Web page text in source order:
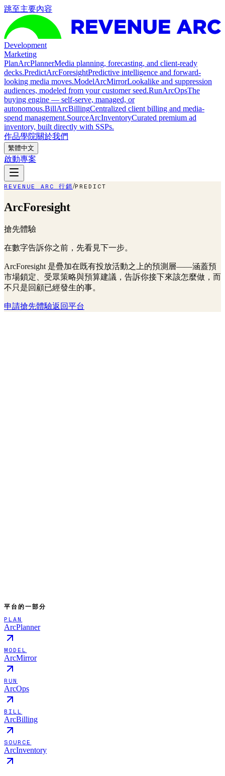
跳至主要內容
Development
Marketing
PlanArcPlannerMedia planning, forecasting, and client-ready
decks.PredictArcForesightPredictive intelligence and forward-
looking media moves.ModelArcMirrorLookalike and suppression
audiences, modeled from your customer seed.RunArcOpsThe
buying engine — self-serve, managed, or
autonomous.BillArcBillingCentralized client billing and media-
spend management.SourceArcInventoryCurated premium ad
inventory, built directly with SSPs.
作品學院關於我們
繁體中文
啟動專案
REVENUE ARC 行銷/PREDICT
ArcForesight
搶先體驗
在數字告訴你之前，先看見下一步。
ArcForesight 是疊加在既有投放活動之上的預測層——涵蓋預
市場鎖定、受眾策略與預算建議，告訴你接下來該怎麼做，而
不只是回顧已經發生的事。
申請搶先體驗返回平台
平台的一部分
PLAN
ArcPlanner
MODEL
ArcMirror
RUN
ArcOps
BILL
ArcBilling
SOURCE
ArcInventory